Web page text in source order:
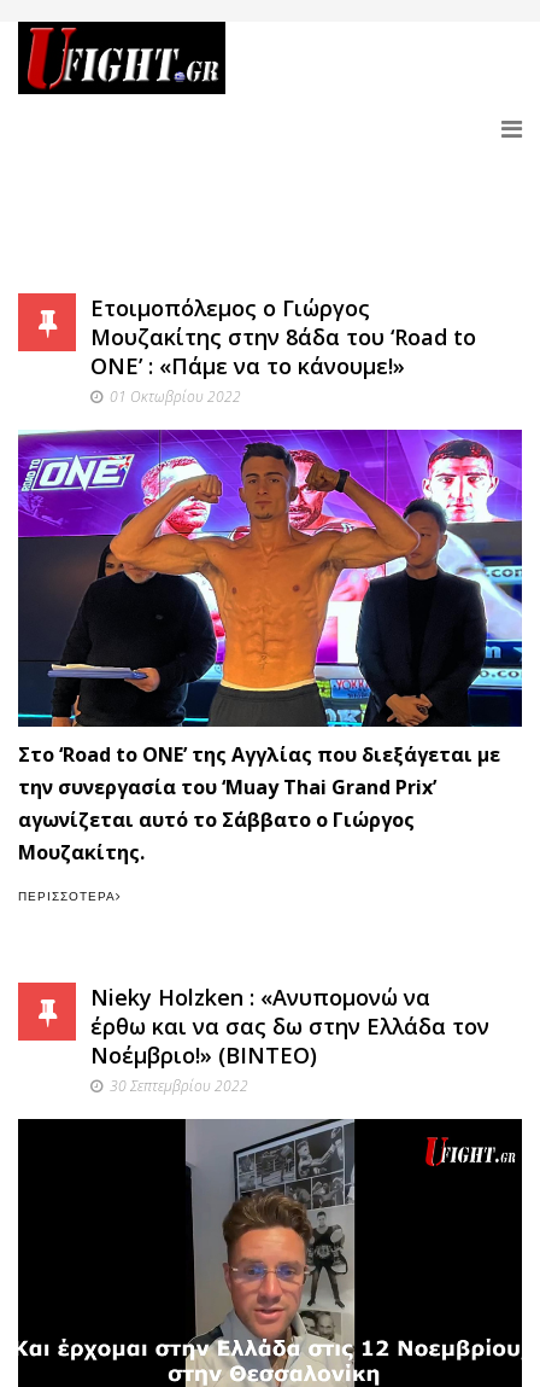
Ετοιμοπόλεμος ο Γιώργος
Μουζακίτης στην 8άδα του ‘Road to
ONE’ : «Πάμε να το κάνουμε!»
01 Οκτωβρίου 2022
Στο ‘Road to ONE’ της Αγγλίας που διεξάγεται με
την συνεργασία του ‘Muay Thai Grand Prix’
αγωνίζεται αυτό το Σάββατο ο Γιώργος
Μουζακίτης.
ΠΕΡΙΣΣΌΤΕΡΑ
Nieky Holzken : «Ανυπομονώ να
έρθω και να σας δω στην Ελλάδα τον
Νοέμβριο!» (ΒΙΝΤΕΟ)
30 Σεπτεμβρίου 2022